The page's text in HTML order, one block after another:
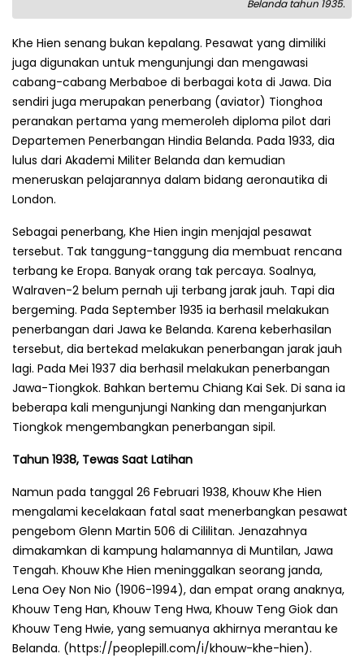
Belanda tahun 1935.
Khe Hien senang bukan kepalang. Pesawat yang dimiliki
juga digunakan untuk mengunjungi dan mengawasi
cabang-cabang Merbaboe di berbagai kota di Jawa. Dia
sendiri juga merupakan penerbang (aviator) Tionghoa
peranakan pertama yang memeroleh diploma pilot dari
Departemen Penerbangan Hindia Belanda. Pada 1933, dia
lulus dari Akademi Militer Belanda dan kemudian
meneruskan pelajarannya dalam bidang aeronautika di
London.
Sebagai penerbang, Khe Hien ingin menjajal pesawat
tersebut. Tak tanggung-tanggung dia membuat rencana
terbang ke Eropa. Banyak orang tak percaya. Soalnya,
Walraven-2 belum pernah uji terbang jarak jauh. Tapi dia
bergeming. Pada September 1935 ia berhasil melakukan
penerbangan dari Jawa ke Belanda. Karena keberhasilan
tersebut, dia bertekad melakukan penerbangan jarak jauh
lagi. Pada Mei 1937 dia berhasil melakukan penerbangan
Jawa-Tiongkok. Bahkan bertemu Chiang Kai Sek. Di sana ia
beberapa kali mengunjungi Nanking dan menganjurkan
Tiongkok mengembangkan penerbangan sipil.
Tahun 1938, Tewas Saat Latihan
Namun pada tanggal 26 Februari 1938, Khouw Khe Hien
mengalami kecelakaan fatal saat menerbangkan pesawat
pengebom Glenn Martin 506 di Cililitan. Jenazahnya
dimakamkan di kampung halamannya di Muntilan, Jawa
Tengah. Khouw Khe Hien meninggalkan seorang janda,
Lena Oey Non Nio (1906-1994), dan empat orang anaknya,
Khouw Teng Han, Khouw Teng Hwa, Khouw Teng Giok dan
Khouw Teng Hwie, yang semuanya akhirnya merantau ke
Belanda. (https://peoplepill.com/i/khouw-khe-hien).